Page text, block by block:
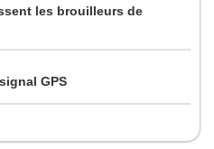
les brouilleurs de
GPS